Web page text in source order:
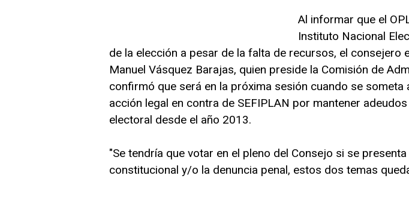
Al informar que el
Instituto Nacional
de la elección a pesar de la falta de recursos, el consejero
Manuel Vásquez Barajas, quien preside la Comisión de
confirmó que será en la próxima sesión cuando se someta
acción legal en contra de SEFIPLAN por mantener
electoral desde el año 2013.
"Se tendría que votar en el pleno del Consejo si se
constitucional y/o la denuncia penal, estos dos temas